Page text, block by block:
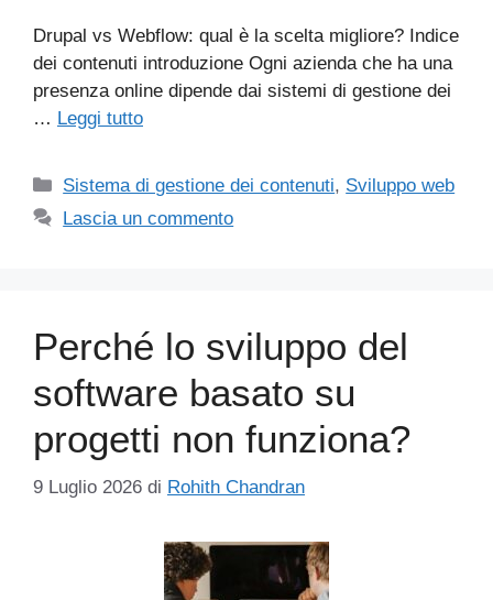
Drupal vs Webflow: qual è la scelta migliore? Indice
dei contenuti introduzione Ogni azienda che ha una
presenza online dipende dai sistemi di gestione dei
… Leggi tutto
Categorie
Sistema di gestione dei contenuti, Sviluppo web
Lascia un commento
Perché lo sviluppo del
software basato su
progetti non funziona?
9 Luglio 2026 di Rohith Chandran